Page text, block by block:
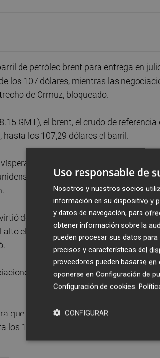
de petróleo brent para entrega en
los 107 dólares, mientras las
de Ormuz, bloqueado.
GMT), el brent, el crudo de
hasta los 107,29 dólares el barril.
al alza, la tercera subida
Donald Trump, tildase de
de que el alto el fuego con Irán,
alto el fuego se mantiene vigente, pero
entre ambas partes se
que el brent, el petróleo intermedio de
los 100,94 dólares el barril.
Uso responsable de
Nosotros y nuestros socios
información en su dispositivo y
y datos de navegación, para
obtener información sobre la
pueden procesar sus datos
precisos y características del
proveedores pueden basarse
oponerse en Configuración de
Configuración de cookies.
CONFIGURAR